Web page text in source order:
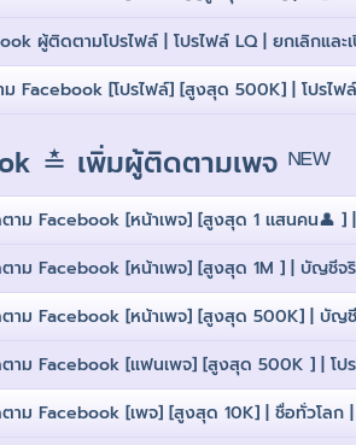
ผู้ติดตามโปรไฟล์ | โปรไฟล์ LQ | ยกเลิกแ
Facebook [โปรไฟล์] [สูงสุด 500K] | โปรไ
≛ เพิ่มผู้ติดตามเพจ ᴺᴱᵂ
าม Facebook [หน้าเพจ] [สูงสุด 1 เเสนคน👤
าม Facebook [หน้าเพจ] [สูงสุด 1M ] | บัญชี
าม Facebook [หน้าเพจ] [สูงสุด 500K] | บัญ
าม Facebook [เเฟนเพจ] [สูงสุด 500K ] | โ
าม Facebook [เพจ] [สูงสุด 10K] | ชื่อทั่วโลก